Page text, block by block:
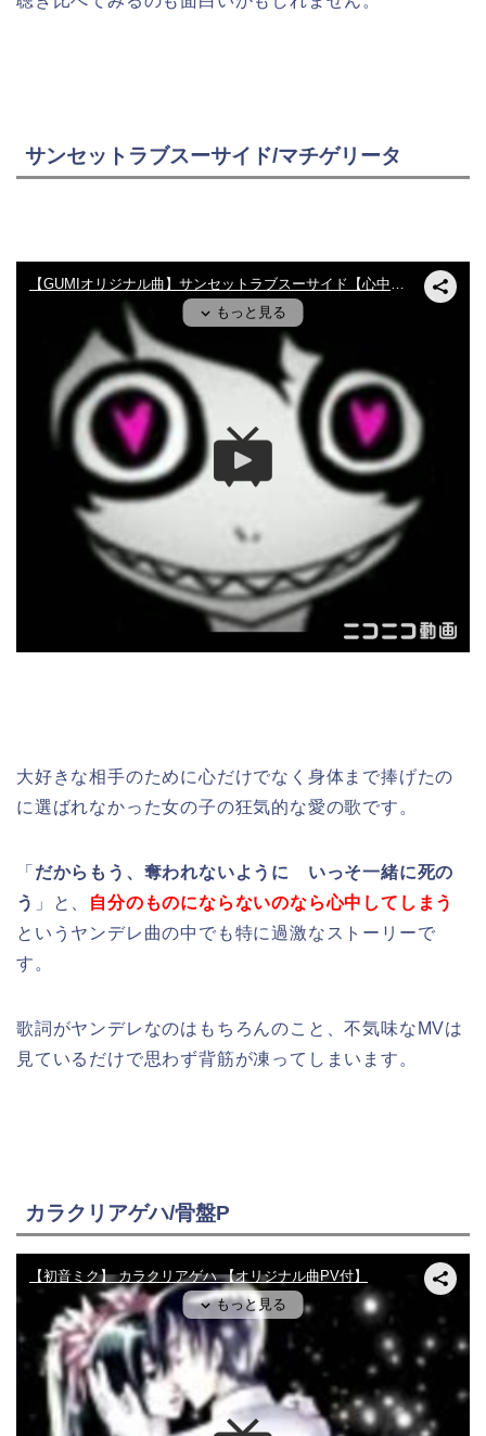
サンセットラブスーサイド/マチゲリータ
大好きな相手のために心だけでなく身体まで捧げたの
に選ばれなかった女の子の狂気的な愛の歌です。
「 だからもう、奪われないように いっそ一緒に死の
う 」と、
自分のものにならないのなら心中してしまう
というヤンデレ曲の中でも特に過激なストーリーで
す。
歌詞がヤンデレなのはもちろんのこと、不気味なMVは
見ているだけで思わず背筋が凍ってしまいます。
カラクリアゲハ/骨盤P